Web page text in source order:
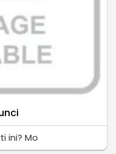
ini? Mo